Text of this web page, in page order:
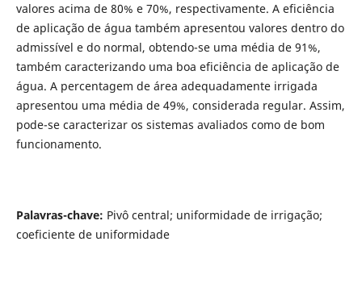
valores acima de 80% e 70%, respectivamente. A eficiência
de aplicação de água também apresentou valores dentro do
admissível e do normal, obtendo-se uma média de 91%,
também caracterizando uma boa eficiência de aplicação de
água. A percentagem de área adequadamente irrigada
apresentou uma média de 49%, considerada regular. Assim,
pode-se caracterizar os sistemas avaliados como de bom
funcionamento.
Palavras-chave: Pivô central; uniformidade de irrigação;
coeficiente de uniformidade